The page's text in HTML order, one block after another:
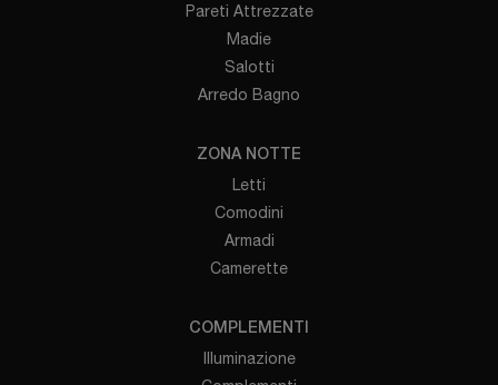
Pareti Attrezzate
Madie
Salotti
Arredo Bagno
ZONA NOTTE
Letti
Comodini
Armadi
Camerette
COMPLEMENTI
Illuminazione